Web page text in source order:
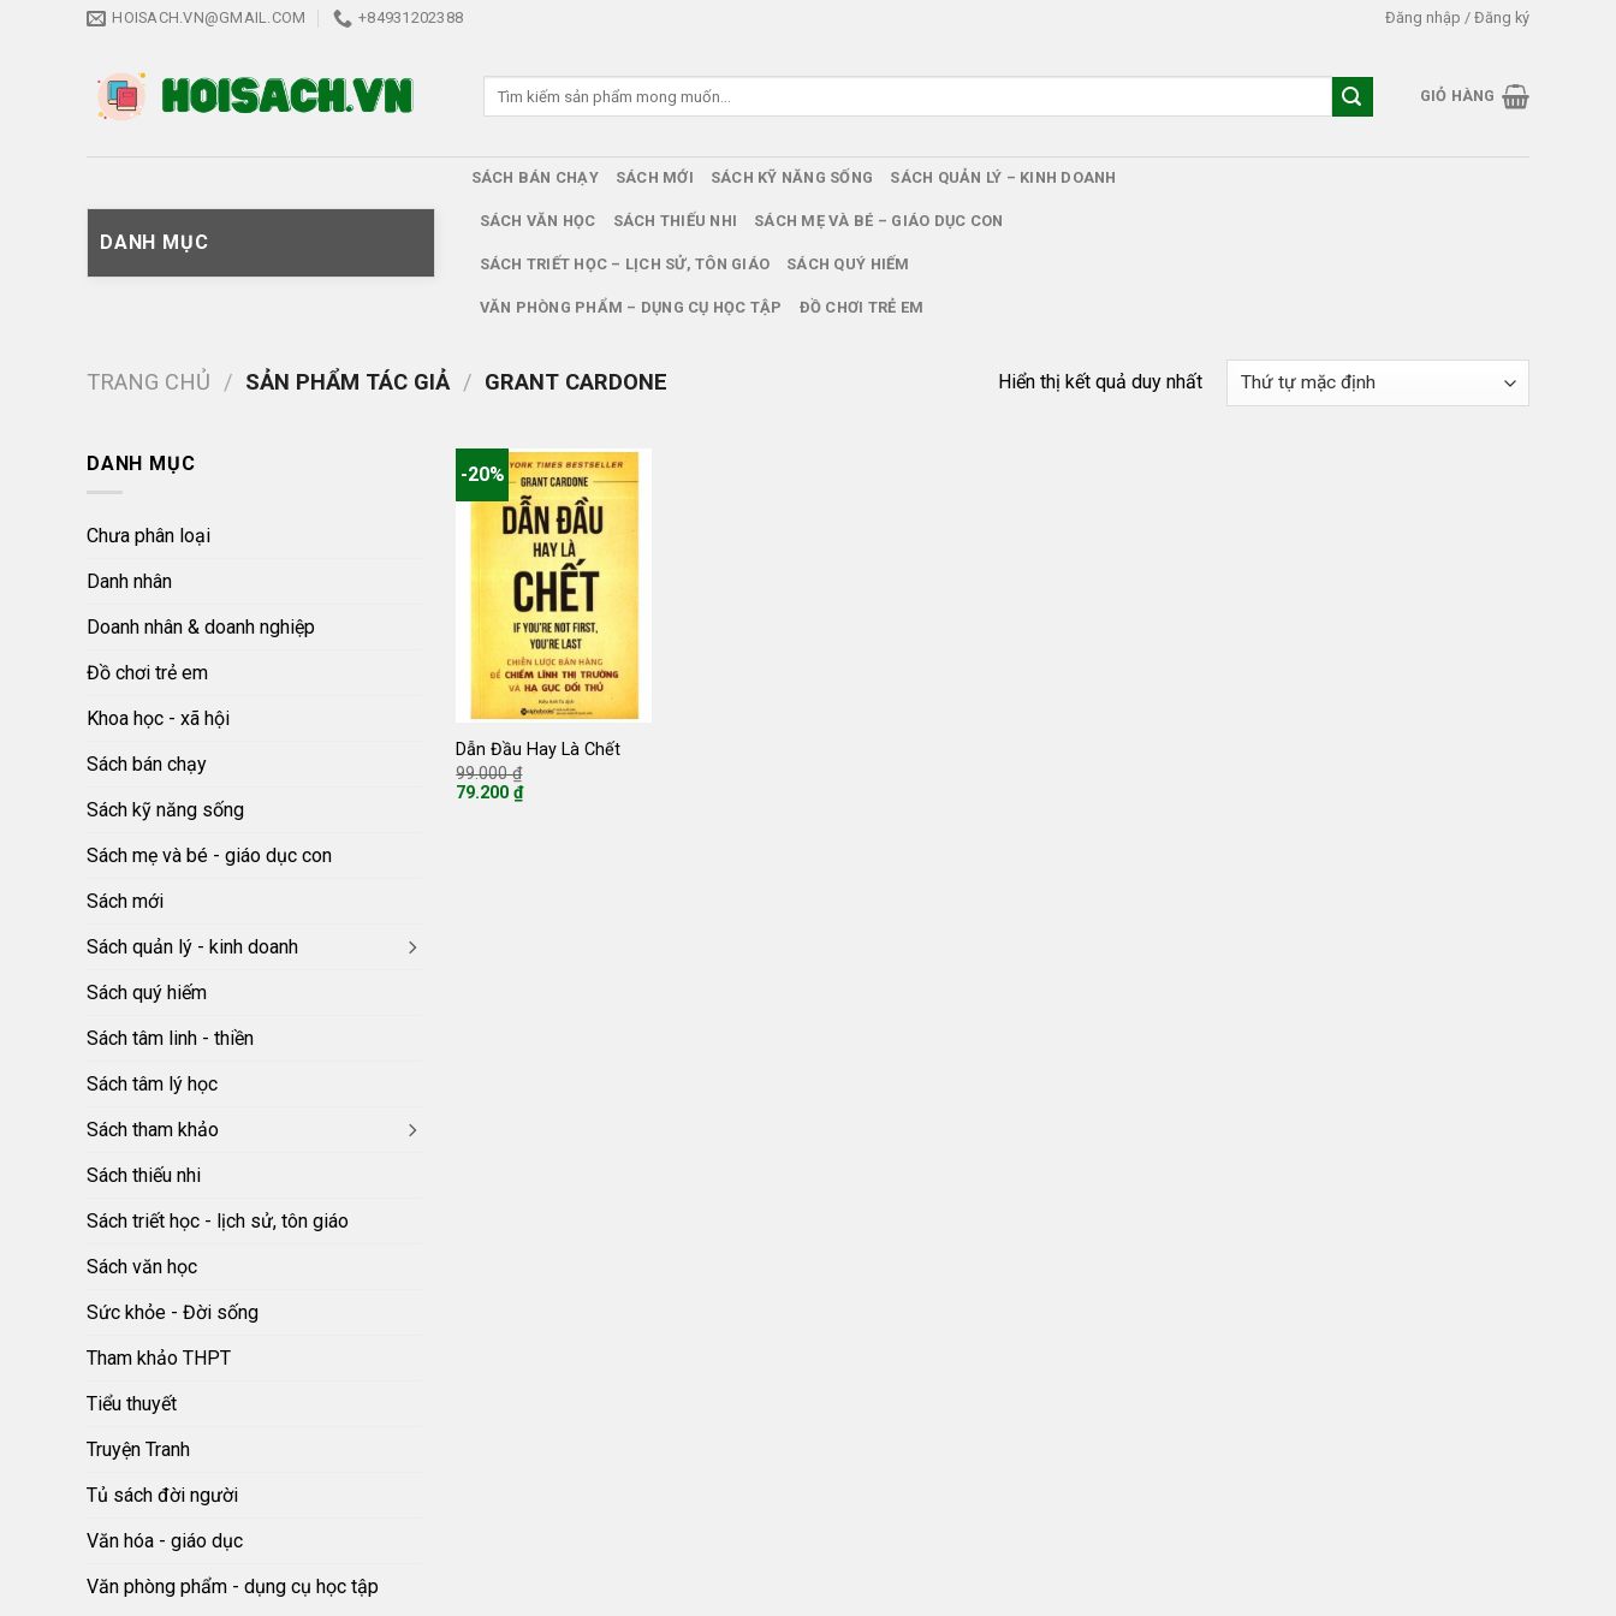
HOISACH.VN@GMAIL.COM +84931202388 Đăng nhập / Đăng ký
GIỎ HÀNG
DANH MỤC
SÁCH BÁN CHẠY SÁCH MỚI SÁCH KỸ NĂNG SỐNG SÁCH QUẢN LÝ – KINH DOANH
SÁCH VĂN HỌC SÁCH THIẾU NHI SÁCH MẸ VÀ BÉ – GIÁO DỤC CON
SÁCH TRIẾT HỌC – LỊCH SỬ, TÔN GIÁO SÁCH QUÝ HIẾM
VĂN PHÒNG PHẨM – DỤNG CỤ HỌC TẬP ĐỒ CHƠI TRẺ EM
TRANG CHỦ / SẢN PHẨM TÁC GIẢ / GRANT CARDONE Hiển thị kết quả duy nhất
DANH MỤC
Chưa phân loại
Danh nhân
Doanh nhân & doanh nghiệp
Đồ chơi trẻ em
Khoa học - xã hội
Sách bán chạy
Sách kỹ năng sống
Sách mẹ và bé - giáo dục con
Sách mới
Sách quản lý - kinh doanh
Sách quý hiếm
Sách tâm linh - thiền
Sách tâm lý học
Sách tham khảo
Sách thiếu nhi
Sách triết học - lịch sử, tôn giáo
Sách văn học
Sức khỏe - Đời sống
Tham khảo THPT
Tiểu thuyết
Truyện Tranh
Tủ sách đời người
Văn hóa - giáo dục
Văn phòng phẩm - dụng cụ học tập
-20%
Dẫn Đầu Hay Là Chết
99.000₫
79.200₫